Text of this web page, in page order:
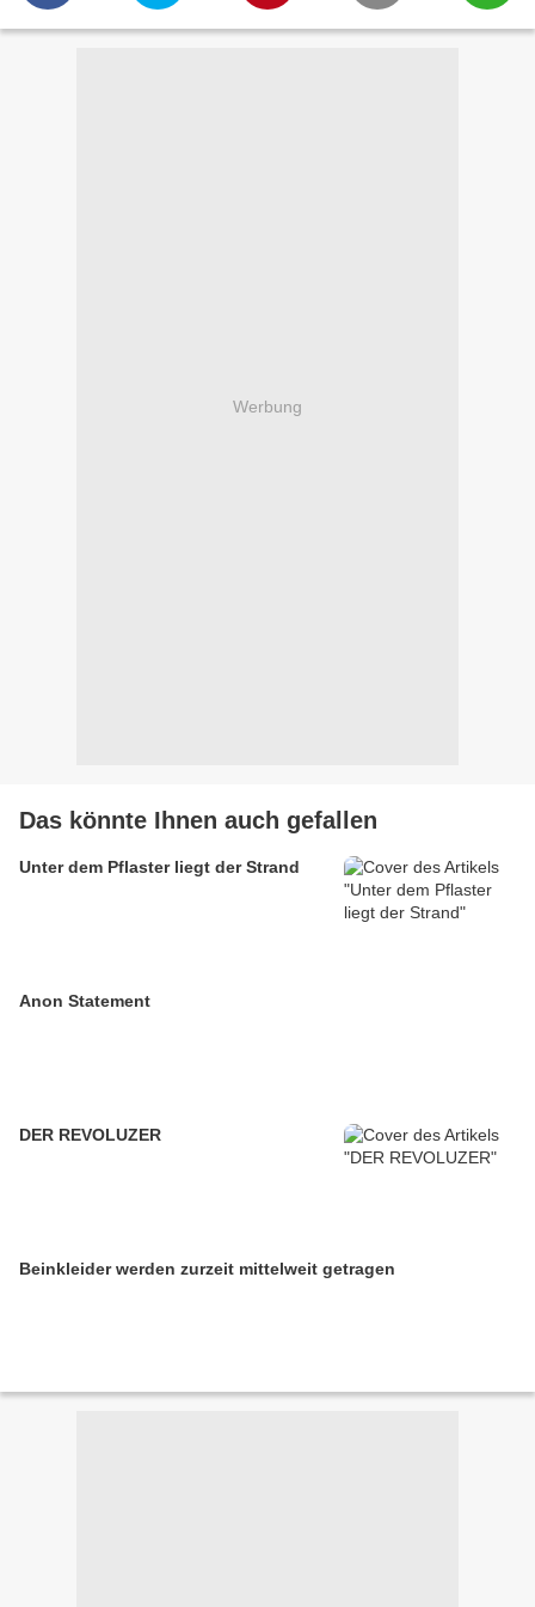
Werbung
Das könnte Ihnen auch gefallen
Unter dem Pflaster liegt der Strand
Anon Statement
DER REVOLUZER
Beinkleider werden zurzeit mittelweit getragen